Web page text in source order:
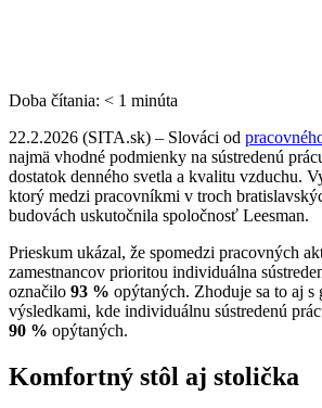
Doba čítania: < 1 minúta
22.2.2026 (SITA.sk) – Slováci od
najmä vhodné podmienky na sústredenú
dostatok denného svetla a kvalitu vzduchu.
ktorý medzi pracovníkmi v troch
budovách uskutočnila spoločnosť Leesman.
Prieskum ukázal, že spomedzi pracovných
zamestnancov prioritou individuálna
označilo 93 % opýtaných. Zhoduje sa to aj s
výsledkami, kde individuálnu sústredenú
90 % opýtaných.
Komfortný stôl aj stolička